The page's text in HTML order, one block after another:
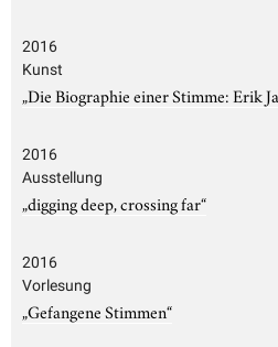
2016
Kunst
„Die Biographie einer Stimme: Erik
2016
Ausstellung
„digging deep, crossing far“
2016
Vorlesung
„Gefangene Stimmen“